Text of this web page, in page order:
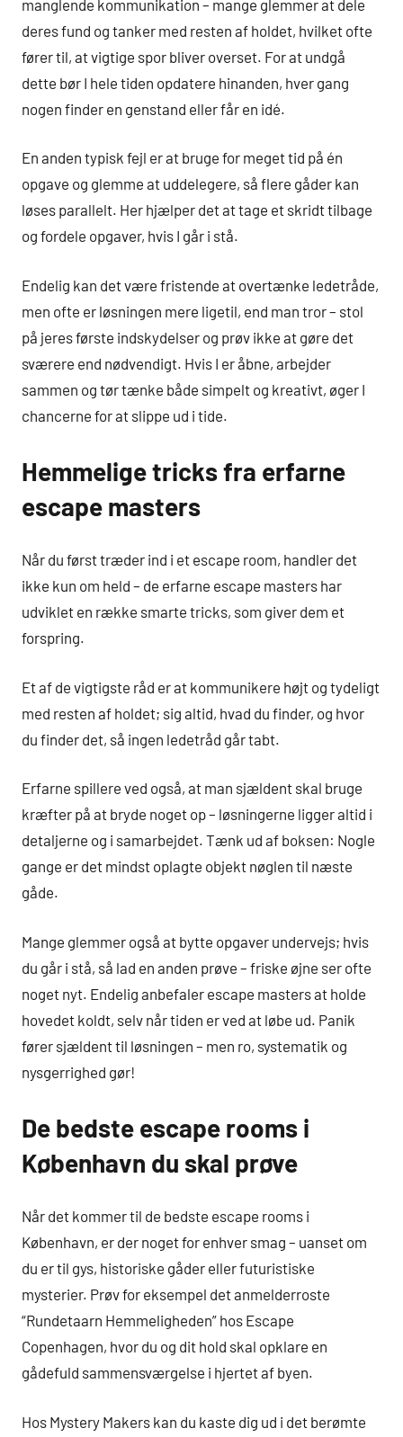
manglende kommunikation – mange glemmer at dele
deres fund og tanker med resten af holdet, hvilket ofte
fører til, at vigtige spor bliver overset. For at undgå
dette bør I hele tiden opdatere hinanden, hver gang
nogen finder en genstand eller får en idé.
En anden typisk fejl er at bruge for meget tid på én
opgave og glemme at uddelegere, så flere gåder kan
løses parallelt. Her hjælper det at tage et skridt tilbage
og fordele opgaver, hvis I går i stå.
Endelig kan det være fristende at overtænke ledetråde,
men ofte er løsningen mere ligetil, end man tror – stol
på jeres første indskydelser og prøv ikke at gøre det
sværere end nødvendigt. Hvis I er åbne, arbejder
sammen og tør tænke både simpelt og kreativt, øger I
chancerne for at slippe ud i tide.
Hemmelige tricks fra erfarne
escape masters
Når du først træder ind i et escape room, handler det
ikke kun om held – de erfarne escape masters har
udviklet en række smarte tricks, som giver dem et
forspring.
Et af de vigtigste råd er at kommunikere højt og tydeligt
med resten af holdet; sig altid, hvad du finder, og hvor
du finder det, så ingen ledetråd går tabt.
Erfarne spillere ved også, at man sjældent skal bruge
kræfter på at bryde noget op – løsningerne ligger altid i
detaljerne og i samarbejdet. Tænk ud af boksen: Nogle
gange er det mindst oplagte objekt nøglen til næste
gåde.
Mange glemmer også at bytte opgaver undervejs; hvis
du går i stå, så lad en anden prøve – friske øjne ser ofte
noget nyt. Endelig anbefaler escape masters at holde
hovedet koldt, selv når tiden er ved at løbe ud. Panik
fører sjældent til løsningen – men ro, systematik og
nysgerrighed gør!
De bedste escape rooms i
København du skal prøve
Når det kommer til de bedste escape rooms i
København, er der noget for enhver smag – uanset om
du er til gys, historiske gåder eller futuristiske
mysterier. Prøv for eksempel det anmelderroste
“Rundetaarn Hemmeligheden” hos Escape
Copenhagen, hvor du og dit hold skal opklare en
gådefuld sammensværgelse i hjertet af byen.
Hos Mystery Makers kan du kaste dig ud i det berømte